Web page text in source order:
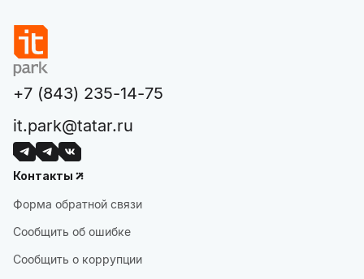
+7 (843) 235-14-75
it.park@tatar.ru
Контакты
Форма обратной связи
Сообщить об ошибке
Сообщить о коррупции